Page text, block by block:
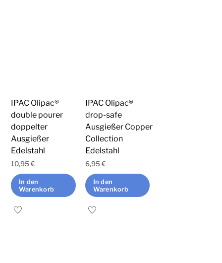
IPAC Olipac®
double pourer
doppelter
Ausgießer
Edelstahl
10,95€
In den
Warenkorb
IPAC Olipac®
drop-safe
Ausgießer Copper
Collection
Edelstahl
6,95€
In den
Warenkorb